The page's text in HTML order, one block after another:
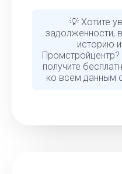
💡 Хотите
задолженности,
историю
Промстройцентр?
получите
ко всем данным